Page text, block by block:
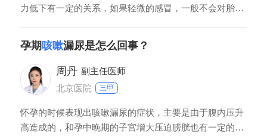
力低下有一定的关系，如果轻微的感冒，一般不会对胎儿
也可以适当的服一些中药板蓝根冲剂，vc银翘片，很快就
会康复的。若是严重的感冒，咳嗽，发热，食欲减退，影
响孕妇正常的新陈代谢，相对的也会影响胎儿的正常生
孕期咳嗽漏尿是怎么回事？
周丹 副主任医师
北京医院
三甲
怀孕的时候表现出咳嗽漏尿的症状，主要是由于腹内压升
高造成的，和孕中晚期的子宫增大压迫膀胱也有一定的关